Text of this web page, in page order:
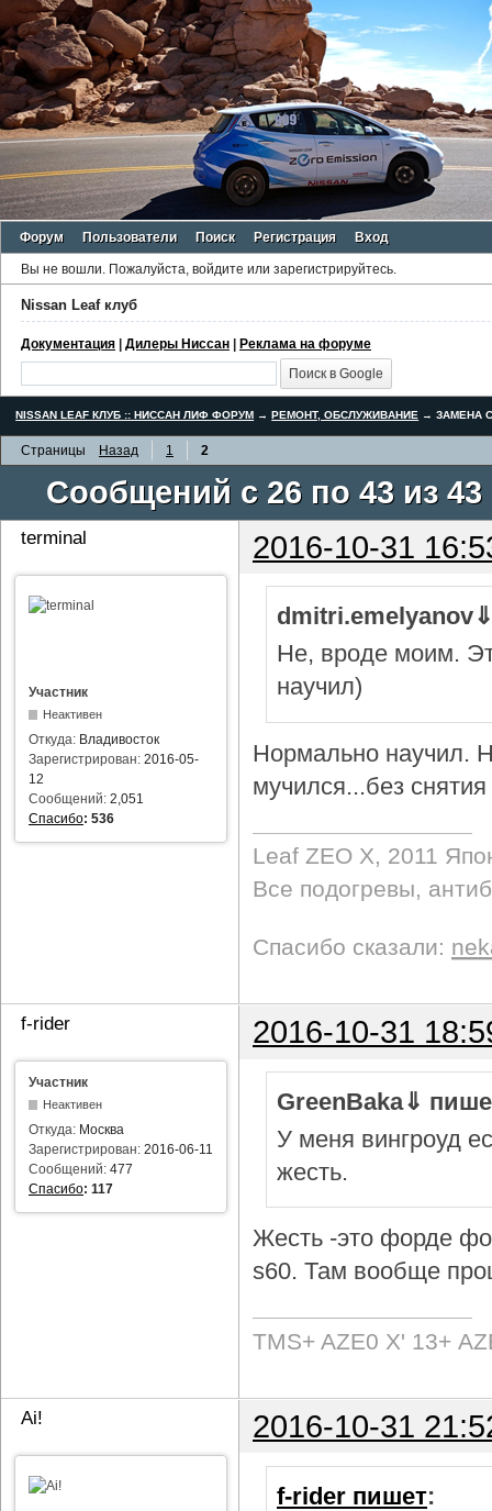
Форум Пользователи Поиск Регистрация Вход
Вы не вошли. Пожалуйста, войдите или зарегистрируйтесь.
Nissan Leaf клуб
Документация | Дилеры Ниссан | Реклама на форуме
NISSAN LEAF КЛУБ :: НИССАН ЛИФ ФОРУМ → РЕМОНТ, ОБСЛУЖИВАНИЕ →ЗАМЕНА
Страницы Назад 1 2
Сообщений с 26 по 43 из 43
terminal 2016-10-31
Участник
Неактивен
Откуда: Владивосток
Зарегистрирован: 2016-05-
12
Сообщений: 2,051
Спасибо: 536
Не, вроде моим.
научил)
Нормально научил.
мучился...без снятия
Leaf ZEO Х, 2011
Все подогревы,
Спасибо сказали:
f-rider 2016-10-31
Участник
Неактивен
Откуда: Москва
Зарегистрирован: 2016-06-11
Сообщений: 477
Спасибо: 117
GreenBaka⇓
У меня вингроуд
жесть.
Жесть -это форде
s60. Там вообще
TMS+ AZE0 Х' 13+
Ai! 2016-10-31
f-rider пишет: